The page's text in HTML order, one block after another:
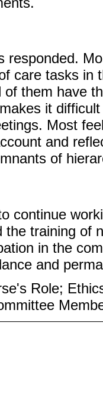
responded.
care tasks in
of them have
it
Most
and
of
continue
the training of
in the
and
Role;